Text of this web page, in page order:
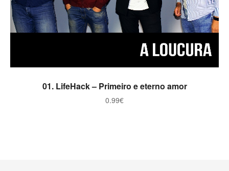
ADICIONAR
01. LifeHack – Primeiro e eterno amor
0.99€